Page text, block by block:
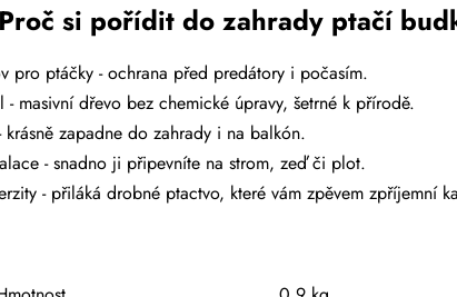
Proč si pořídit do zahrady ptačí
pro ptáčky - ochrana před predátory i počasím.
- masivní dřevo bez chemické úpravy, šetrné k přírodě.
krásně zapadne do zahrady i na balkón.
- snadno ji připevníte na strom, zeď či plot.
- přiláká drobné ptactvo, které vám zpěvem zpříjemní